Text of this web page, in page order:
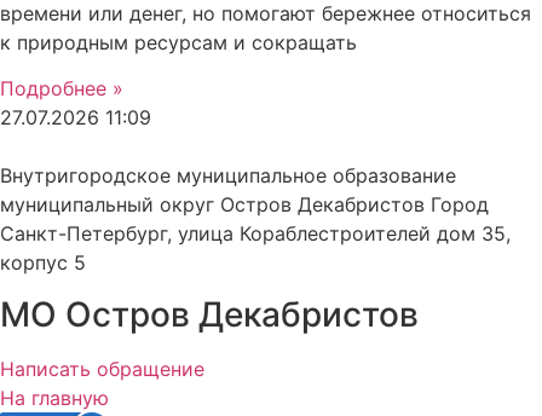
времени или денег, но помогают бережнее относиться
к природным ресурсам и сокращать
Подробнее »
27.07.2026 11:09
Внутригородское муниципальное образование
муниципальный округ Остров Декабристов Город
Санкт-Петербург, улица Кораблестроителей дом 35,
корпус 5
МО Остров Декабристов
Написать обращение
На главную